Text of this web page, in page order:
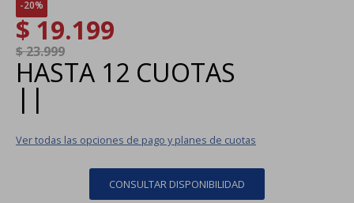
20
$ 19.199
$23.999
HASTA 12 CUOTAS
| |
Ver todas las opciones de pago y planes de cuotas
CONSULTAR DISPONIBILIDAD